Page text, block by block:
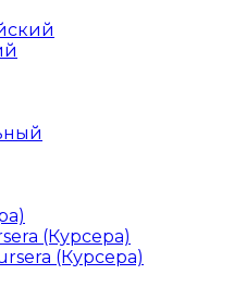
(Курсера)
(Курсера)